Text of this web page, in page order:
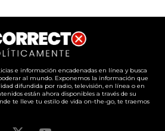
e información encadenadas en línea y busca
al mundo. Exponemos la información que
difundida por radio, televisión, en línea o en
están ahora disponibles a través de su
te lleve tu estilo de vida on-the-go, te traemos